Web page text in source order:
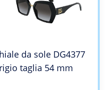
da sole DG4377
taglia 54 mm